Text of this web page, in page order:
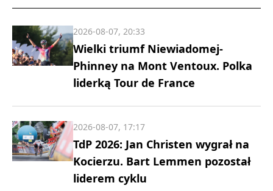
Wielki triumf Niewiadomej-
Phinney na Mont Ventoux. Polka
liderką Tour de France
2026-08-07, 20:33
TdP 2026: Jan Christen wygrał na
Kocierzu. Bart Lemmen pozostał
liderem cyklu
2026-08-07, 17:17